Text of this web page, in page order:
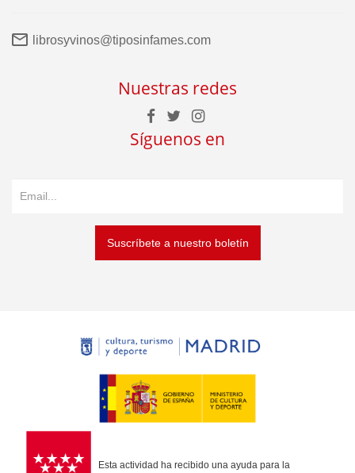
librosyvinos@tiposinfames.com
Nuestras redes
Síguenos en
Suscríbete a nuestro boletín
Esta actividad ha recibido una ayuda para la